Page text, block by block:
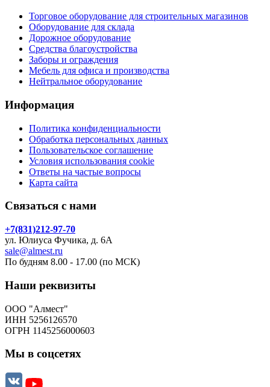
Торговое оборудование для строительных магазинов
Оборудование для склада
Дорожное оборудование
Средства благоустройства
Заборы и ограждения
Мебель для офиса и производства
Нейтральное оборудование
Информация
Политика конфиденциальности
Обработка персональных данных
Пользовательское соглашение
Условия использования cookie
Ответы на частые вопросы
Карта сайта
Связаться с нами
+7(831)212-97-70
ул. Юлиуса Фучика, д. 6А
sale@almest.ru
По будням 8.00 - 17.00 (по МСК)
Наши реквизиты
ООО "Алмест"
ИНН 5256126570
ОГРН 1145256000603
Мы в соцсетях